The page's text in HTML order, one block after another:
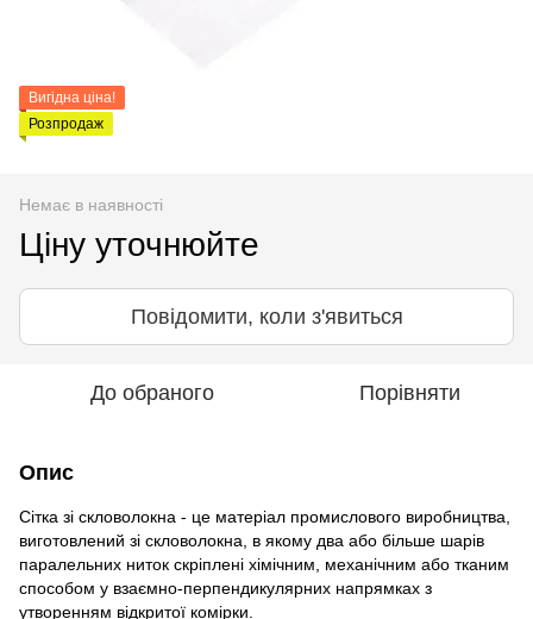
Вигідна ціна!
Розпродаж
Немає в наявності
Ціну уточнюйте
Повідомити, коли з'явиться
До обраного Порівняти
Опис
Сітка зі скловолокна - це матеріал промислового виробництва,
виготовлений зі скловолокна, в якому два або більше шарів
паралельних ниток скріплені хімічним, механічним або тканим
способом у взаємно-перпендикулярних напрямках з
утворенням відкритої комірки.